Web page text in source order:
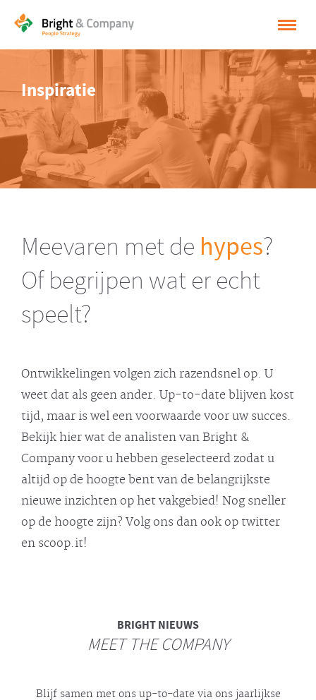
OPLOSSINGEN
CASES
INSPIRATIE
OVER BRIGHT & COMPANY
NEDERLANDS
ENGLISH
Inspiratie
Meevaren met de hypes?
Of begrijpen wat er echt
speelt?
Ontwikkelingen volgen zich razendsnel op. U
weet dat als geen ander. Up-to-date blijven kost
tijd, maar is wel een voorwaarde voor uw succes.
Bekijk hier wat de analisten van Bright &
Company voor u hebben geselecteerd zodat u
altijd op de hoogte bent van de belangrijkste
nieuwe inzichten op het vakgebied! Nog sneller
op de hoogte zijn? Volg ons dan ook op twitter
en scoop.it!
BRIGHTNIEUWS
MEET THE COMPANY
Blijf samen met ons up-to-date via ons jaarlijkse